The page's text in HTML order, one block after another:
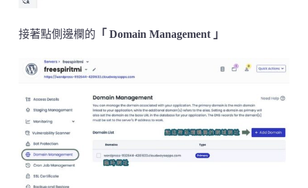
接著點側邊欄的 「 Domain Management 」